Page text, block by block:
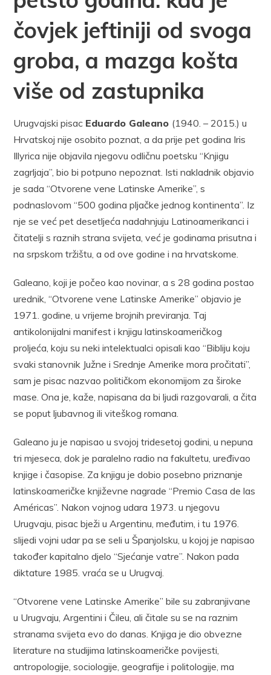
čovjek jeftiniji od svoga
groba, a mazga košta
više od zastupnika
Urugvajski pisac Eduardo Galeano (1940. – 2015.) u
Hrvatskoj nije osobito poznat, a da prije pet godina Iris
Illyrica nije objavila njegovu odličnu poetsku “Knjigu
zagrljaja”, bio bi potpuno nepoznat. Isti nakladnik objavio
je sada “Otvorene vene Latinske Amerike”, s
podnaslovom “500 godina pljačke jednog kontinenta”. Iz
nje se već pet desetljeća nadahnjuju Latinoamerikanci i
čitatelji s raznih strana svijeta, već je godinama prisutna i
na srpskom tržištu, a od ove godine i na hrvatskome.
Galeano, koji je počeo kao novinar, a s 28 godina postao
urednik, “Otvorene vene Latinske Amerike” objavio je
1971. godine, u vrijeme brojnih previranja. Taj
antikolonijalni manifest i knjigu latinskoameričkog
proljeća, koju su neki intelektualci opisali kao “Bibliju koju
svaki stanovnik Južne i Srednje Amerike mora pročitati”,
sam je pisac nazvao političkom ekonomijom za široke
mase. Ona je, kaže, napisana da bi ljudi razgovarali, a čita
se poput ljubavnog ili viteškog romana.
Galeano ju je napisao u svojoj tridesetoj godini, u nepuna
tri mjeseca, dok je paralelno radio na fakultetu, uređivao
knjige i časopise. Za knjigu je dobio posebno priznanje
latinskoameričke književne nagrade “Premio Casa de las
Américas”. Nakon vojnog udara 1973. u njegovu
Urugvaju, pisac bježi u Argentinu, međutim, i tu 1976.
slijedi vojni udar pa se seli u Španjolsku, u kojoj je napisao
također kapitalno djelo “Sjećanje vatre”. Nakon pada
diktature 1985. vraća se u Urugvaj.
“Otvorene vene Latinske Amerike” bile su zabranjivane
u Urugvaju, Argentini i Čileu, ali čitale su se na raznim
stranama svijeta evo do danas. Knjiga je dio obvezne
literature na studijima latinskoameričke povijesti,
antropologije, sociologije, geografije i politologije, ma